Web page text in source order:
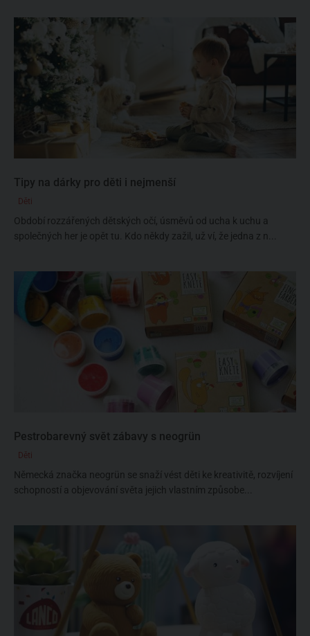
Tipy na dárky pro děti i nejmenší
Děti
Období rozzářených dětských očí, úsměvů od ucha k uchu a
společných her je opět tu. Kdo někdy zažil, už ví, že jedna z n...
Pestrobarevný svět zábavy s neogrün
Děti
Německá značka neogrün se snaží vést děti ke kreativitě, rozvíjení
schopností a objevování světa jejich vlastním způsobe...